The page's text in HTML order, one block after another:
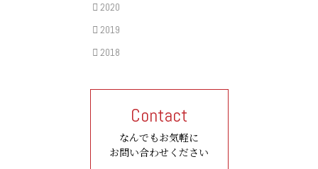
2020
2019
2018
Contact
なんでもお気軽に
お問い合わせください